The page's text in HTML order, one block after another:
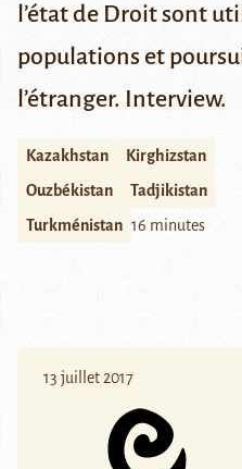
l’état de Droit sont
populations et
l’étranger. Interview.
Kazakhstan
Kirghizstan
Ouzbékistan
Tadjikistan
Turkménistan 16 minutes
13 juillet 2017